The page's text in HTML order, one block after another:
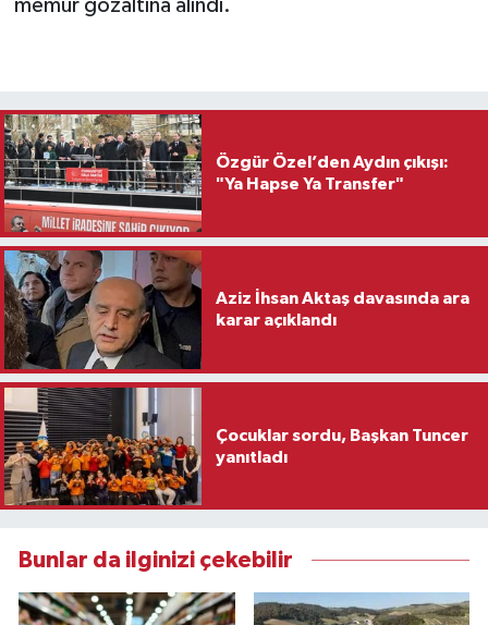
memur gözaltına alındı.
Özgür Özel’den Aydın çıkışı:
"Ya Hapse Ya Transfer"
Aziz İhsan Aktaş davasında ara
karar açıklandı
Çocuklar sordu, Başkan Tuncer
yanıtladı
Bunlar da ilginizi çekebilir